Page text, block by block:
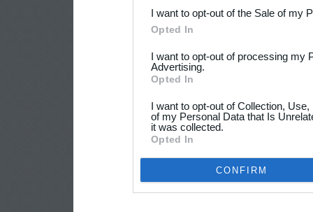
I want to opt-out of the Sale of my
Opted In
I want to opt-out of processing my
Advertising.
Opted In
I want to opt-out of Collection,
of my Personal Data that Is
it was collected.
Opted In
CONFIRM